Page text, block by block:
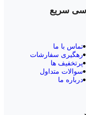
سریع
تماس با ما
رهگیری سفارشات
پرتخفیف ها
سوالات متداول
درباره ما